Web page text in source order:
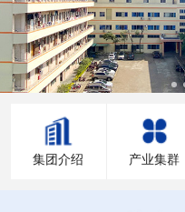
集团介绍 产业集群